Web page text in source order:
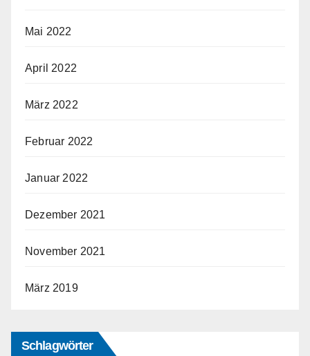
Mai 2022
April 2022
März 2022
Februar 2022
Januar 2022
Dezember 2021
November 2021
März 2019
Schlagwörter